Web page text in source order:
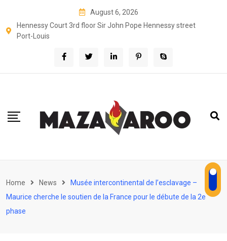
content
August 6, 2026
Hennessy Court 3rd floor Sir John Pope Hennessy street
Port-Louis
Home News
Musée intercontinental de l’esclavage –
Maurice cherche le soutien de la France pour le débute de la 2e
phase